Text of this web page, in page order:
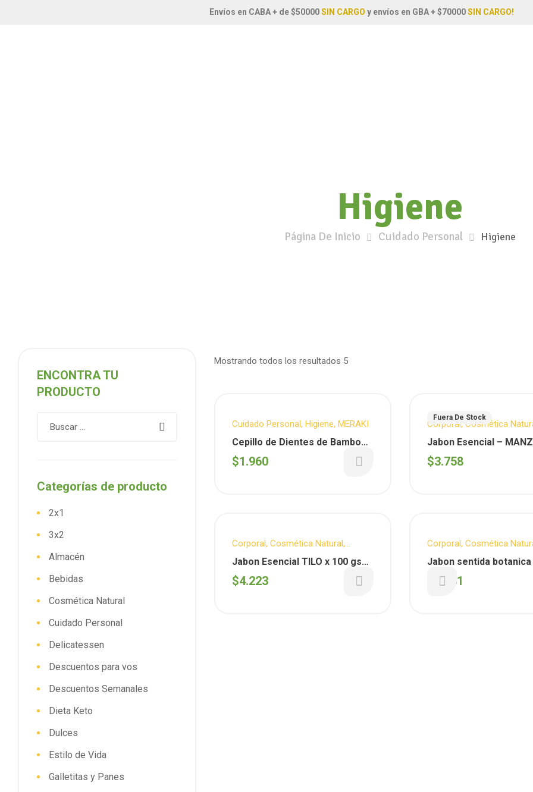
Envíos en CABA + de $50000SIN CARGO y envíos en GBA + $70000SIN CARGO!
Higiene
Página De Inicio Cuidado Personal Higiene
Mostrando todos los resultados 5
Cuidado Personal, Higiene, MERAKI
Cepillo de Dientes de Bamboo
Medium
$1.960
Fuera De Stock
Corporal, Cosmética
Cuidado Personal
Facial,
Jabon Esencial –
FLORES BLANCAS x 100
(Sentida Botanica)
$3.758
Corporal, Cosmética Natural,
Cuidado Personal ,Facial, Higiene
Jabon Esencial TILO x 100 gs
(Sentida Botanica)
$4.223
Corporal, Cosmética
Cuidado Personal,Facial,
Jabon sentida botanica
CALENDULA x 100 gs
Botanica)
5.131
ENCONTRA TU
PRODUCTO
Categorías de producto
2x1
3x2
Almacén
Bebidas
Cosmética Natural
Cuidado Personal
Delicatessen
Descuentos para vos
Descuentos Semanales
Dieta Keto
Dulces
Estilo de Vida
Galletitas y Panes